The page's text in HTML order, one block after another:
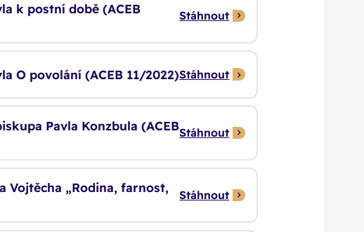
k postní době (ACEB
Stáhnout
O povolání (ACEB 11/2022)Stáhnout
Pavla Konzbula (ACEBStáhnout
Vojtěcha „Rodina, farnost,
Stáhnout